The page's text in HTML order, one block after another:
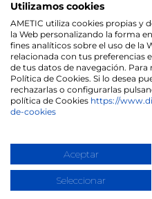
We use cookies on our
you consent to the use of
Cookie settings
Utilizamos cookies
AMETIC utiliza cookies propias y
la Web personalizando la forma
fines analíticos sobre el uso de la
relacionada con tus preferencias
de tus datos de navegación.
Política de Cookies. Si lo desea
rechazarlas o configurarlas
política de Cookies https://
de-cookies
Aceptar
Seleccionar